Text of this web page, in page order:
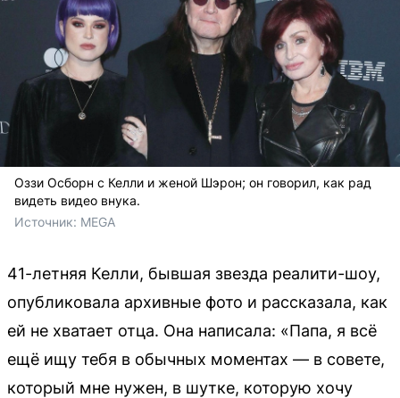
Оззи Осборн с Келли и женой Шэрон; он говорил, как рад
видеть видео внука.
Источник: MEGA
41-летняя Келли, бывшая звезда реалити-шоу,
опубликовала архивные фото и рассказала, как
ей не хватает отца. Она написала: «Папа, я всё
ещё ищу тебя в обычных моментах — в совете,
который мне нужен, в шутке, которую хочу